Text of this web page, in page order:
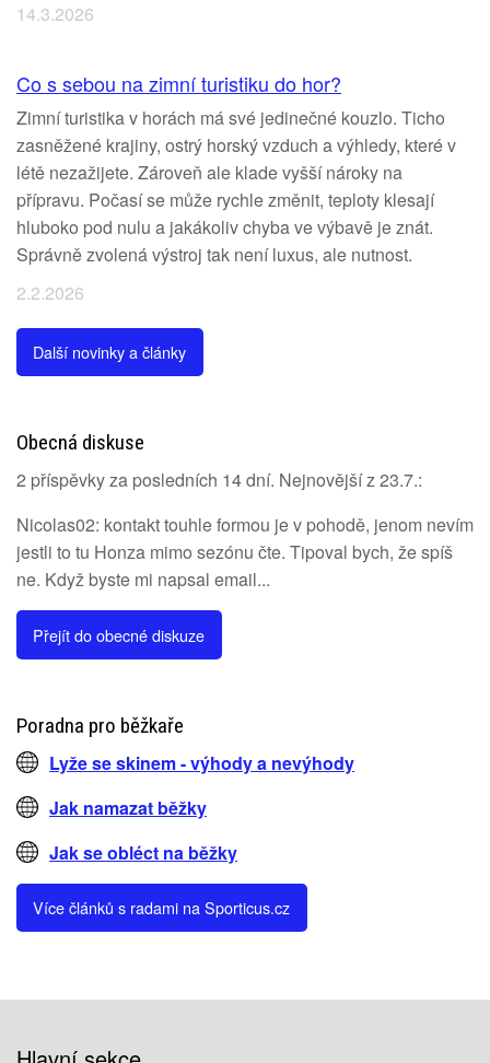
14.3.2026
Co s sebou na zimní turistiku do hor?
Zimní turistika v horách má své jedinečné kouzlo. Ticho
zasněžené krajiny, ostrý horský vzduch a výhledy, které v
létě nezažijete. Zároveň ale klade vyšší nároky na
přípravu. Počasí se může rychle změnit, teploty klesají
hluboko pod nulu a jakákoliv chyba ve výbavě je znát.
Správně zvolená výstroj tak není luxus, ale nutnost.
2.2.2026
Další novinky a články
Obecná diskuse
2 příspěvky za posledních 14 dní. Nejnovější z 23.7.:
Nicolas02: kontakt touhle formou je v pohodě, jenom nevím
jestli to tu Honza mimo sezónu čte. Tipoval bych, že spíš
ne. Když byste mi napsal email...
Přejít do obecné diskuze
Poradna pro běžkaře
Lyže se skinem - výhody a nevýhody
Jak namazat běžky
Jak se obléct na běžky
Více článků s radami na Sporticus.cz